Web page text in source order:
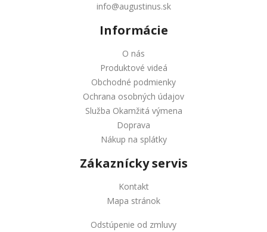
info@augustinus.sk
Informácie
O nás
Produktové videá
Obchodné podmienky
Ochrana osobných údajov
Služba Okamžitá výmena
Doprava
Nákup na splátky
Zákaznícky servis
Kontakt
Mapa stránok
Odstúpenie od zmluvy